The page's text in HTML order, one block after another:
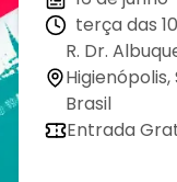
terça das
R. Dr.
Higienópolis,
Brasil
Entrada